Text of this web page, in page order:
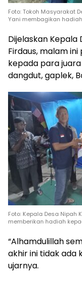
Foto: Tokoh Masyarakat
Yani membagikan
Dijelaskan Kepala
Firdaus, malam
kepada para
dangdut, gaplek,
Foto: Kepala Desa Nipah
memberikan hadiah
“Alhamdulillah
akhir ini tidak ada
ujarnya.